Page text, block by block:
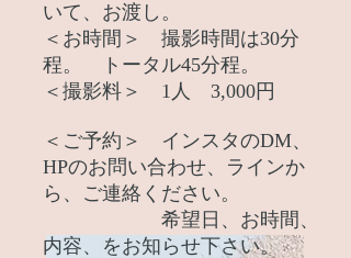
いて、お渡し。
＜お時間＞ 撮影時間は30分
程。 トータル45分程。
＜撮影料＞ 1人 3,000円
＜ご予約＞ インスタのDM、
HPのお問い合わせ、ラインか
ら、ご連絡ください。
​ 希望日、お時間、
内容、をお知らせ下さい。